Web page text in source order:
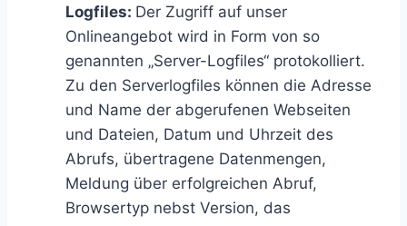
Logfiles: Der Zugriff auf unser
Onlineangebot wird in Form von so
genannten „Server-Logfiles“ protokolliert.
Zu den Serverlogfiles können die Adresse
und Name der abgerufenen Webseiten
und Dateien, Datum und Uhrzeit des
Abrufs, übertragene Datenmengen,
Meldung über erfolgreichen Abruf,
Browsertyp nebst Version, das